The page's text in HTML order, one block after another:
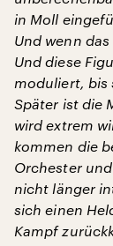
in Moll
Und wenn
Und diese
moduliert, bis
Später ist die
wird extrem
kommen die
Orchester
nicht länger
sich einen
Kampf